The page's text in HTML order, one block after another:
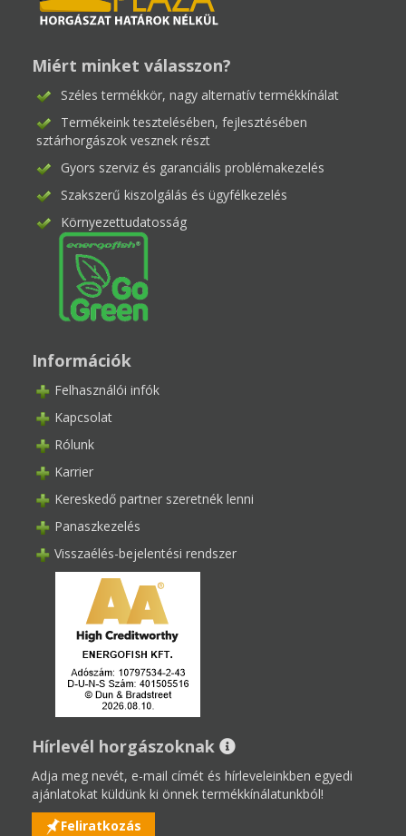
Miért minket válasszon?
Széles termékkör, nagy alternatív termékkínálat
Termékeink tesztelésében, fejlesztésében
sztárhorgászok vesznek részt
Gyors szerviz és garanciális problémakezelés
Szakszerű kiszolgálás és ügyfélkezelés
Környezettudatosság
Információk
Felhasználói infók
Kapcsolat
Rólunk
Karrier
Kereskedő partner szeretnék lenni
Panaszkezelés
Visszaélés-bejelentési rendszer
Hírlevél horgászoknak
Adja meg nevét, e-mail címét és hírleveleinkben egyedi
ajánlatokat küldünk ki önnek termékkínálatunkból!
Feliratkozás